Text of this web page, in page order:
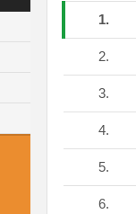
1.
2.
3.
4.
5.
6.